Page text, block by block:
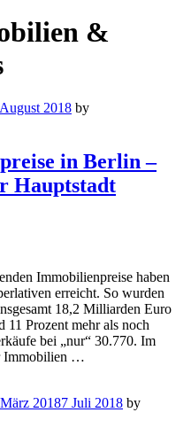
&
2018 by
in Berlin –
Hauptstadt
Immobilienpreise haben
erreicht. So wurden
18,2 Milliarden Euro
11 Prozent mehr als noch
bei „nur“ 30.770. Im
Immobilien …
20187 Juli 2018 by